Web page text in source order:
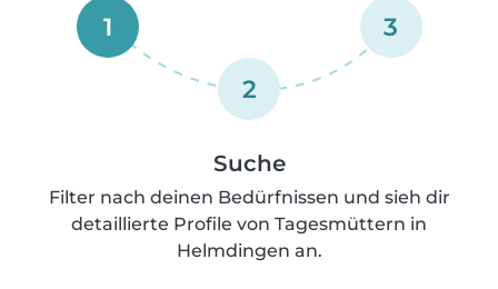
1
2
3
Suche
Filter nach deinen Bedürfnissen und sieh dir
detaillierte Profile von Tagesmüttern in
Helmdingen an.